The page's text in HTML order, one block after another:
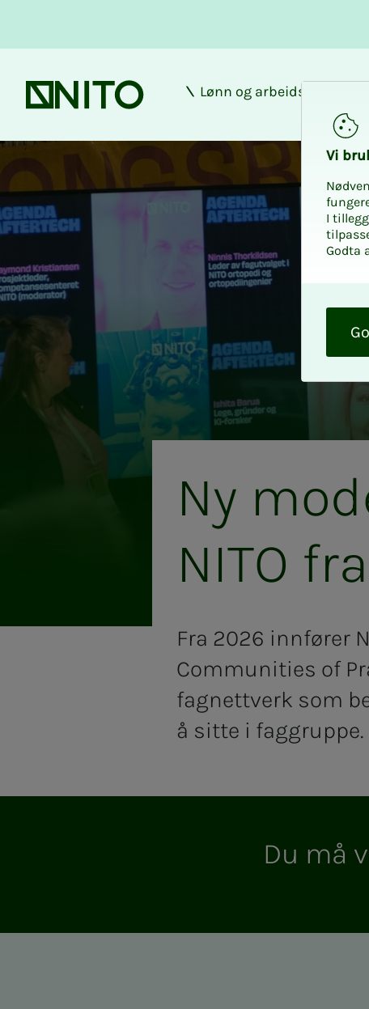
Forsiden
Lønn og arbeidsforhold
Ny
NITO
Fra 2026 innfører
Communities of
fagnettverk som
å sitte i
Du må
Vi
I
Godta
v
s
l